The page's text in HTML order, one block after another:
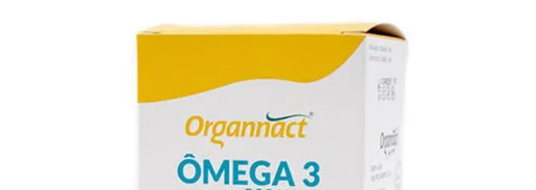
3º
caes
4º
tapete higienico
5º
formula natural